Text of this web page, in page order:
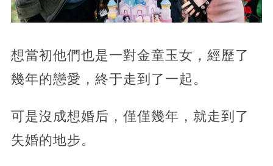
想當初他們也是一對金童玉女，經歷了
幾年的戀愛，終于走到了一起。
可是沒成想婚后，僅僅幾年，就走到了
失婚的地步。